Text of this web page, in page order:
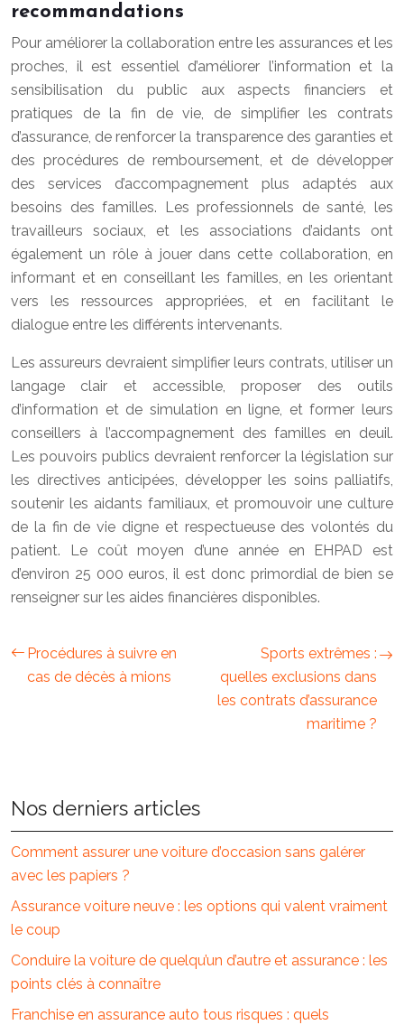
recommandations
Pour améliorer la collaboration entre les assurances et les
proches, il est essentiel d’améliorer l’information et la
sensibilisation du public aux aspects financiers et
pratiques de la fin de vie, de simplifier les contrats
d’assurance, de renforcer la transparence des garanties et
des procédures de remboursement, et de développer
des services d’accompagnement plus adaptés aux
besoins des familles. Les professionnels de santé, les
travailleurs sociaux, et les associations d’aidants ont
également un rôle à jouer dans cette collaboration, en
informant et en conseillant les familles, en les orientant
vers les ressources appropriées, et en facilitant le
dialogue entre les différents intervenants.
Les assureurs devraient simplifier leurs contrats, utiliser un
langage clair et accessible, proposer des outils
d’information et de simulation en ligne, et former leurs
conseillers à l’accompagnement des familles en deuil.
Les pouvoirs publics devraient renforcer la législation sur
les directives anticipées, développer les soins palliatifs,
soutenir les aidants familiaux, et promouvoir une culture
de la fin de vie digne et respectueuse des volontés du
patient. Le coût moyen d’une année en EHPAD est
d’environ 25 000 euros, il est donc primordial de bien se
renseigner sur les aides financières disponibles.
Procédures à suivre en
cas de décès à mions
Sports extrêmes :
quelles exclusions dans
les contrats d’assurance
maritime ?
Nos derniers articles
Comment assurer une voiture d’occasion sans galérer
avec les papiers ?
Assurance voiture neuve : les options qui valent vraiment
le coup
Conduire la voiture de quelqu’un d’autre et assurance : les
points clés à connaître
Franchise en assurance auto tous risques : quels